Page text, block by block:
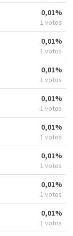
0,01%
1 votos
0,01%
1 votos
0,01%
1 votos
0,01%
1 votos
0,01%
1 votos
0,01%
1 votos
0,01%
1 votos
0,01%
1 votos